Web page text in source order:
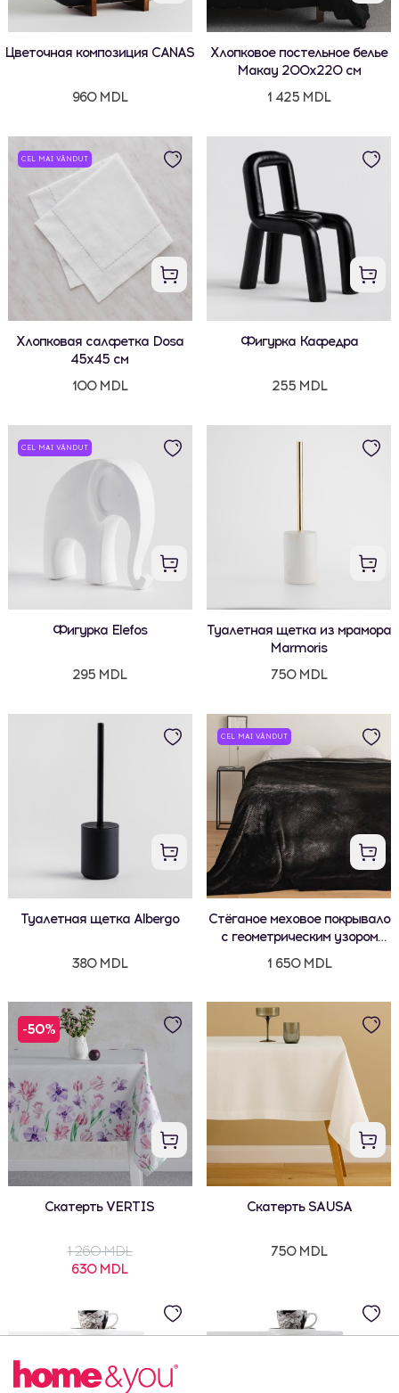
Цветочная композиция CANAS
960 MDL
Хлопковое постельное белье
Макау 200x220 см
1 425 MDL
CEL MAI VÂNDUT
Хлопковая салфетка Dosa
45x45 см
100 MDL
Фигурка Кафедра
255 MDL
CEL MAI VÂNDUT
Фигурка Elefos
295 MDL
Туалетная щетка из мрамора
Marmoris
750 MDL
Туалетная щетка Albergo
380 MDL
CEL MAI VÂNDUT
Стёганое меховое покрывало
с геометрическим узором
1 650 MDL
-50%
Скатерть VERTIS
1 260 MDL
630 MDL
Скатерть SAUSA
750 MDL